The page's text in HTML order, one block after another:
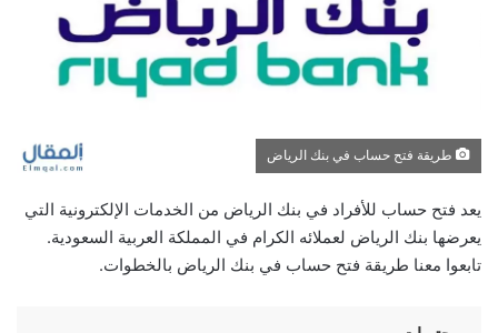
طريقة فتح حساب في بنك الرياض
يعد فتح حساب للأفراد في بنك الرياض من الخدمات الإلكترونية التي
يعرضها بنك الرياض لعملائه الكرام في المملكة العربية السعودية.
تابعوا معنا طريقة فتح حساب في بنك الرياض بالخطوات.